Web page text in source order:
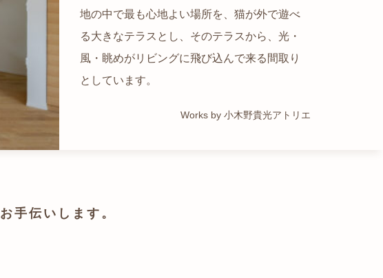
地の中で最も心地よい場所を、猫が外で遊べ
る大きなテラスとし、そのテラスから、光・
風・眺めがリビングに飛び込んで来る間取り
としています。
Works by 小木野貴光アトリエ
の緑の借景も取り入れること、窓の配置を工
夫することで、光を取り入れながらも、カー
テンを閉じずに生活できる様設計していま
す。
Works by トレイルアーキテクツ 一級建築士事務所
自然の中の岩山を切り開いて造った、ワイル
ドなゲストハウスをイメージした空間が広が
る都市型住宅です。
Works by ZAG空間設計舎
かつての機織り工場が、その趣を残しつつ孫
世帯の住居へと蘇りました。
Works by ZAG空間設計舎
お手伝いします。